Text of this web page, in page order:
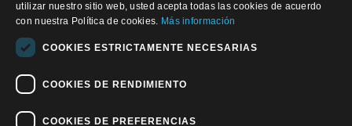
utilizar nuestro sitio web, usted acepta todas las cookies de acuerdo
con nuestra Política de cookies. Más información
COOKIES ESTRICTAMENTE NECESARIAS
COOKIES DE RENDIMIENTO
COOKIES DE PREFERENCIAS